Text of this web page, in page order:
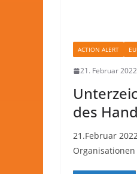
ACTION ALERT
21. Februar 2022
des
21.Februar